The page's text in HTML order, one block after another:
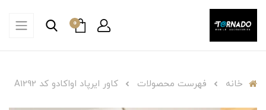
0
خانه فهرست محصولات کاور ایرپاد اواکادو کد A1292